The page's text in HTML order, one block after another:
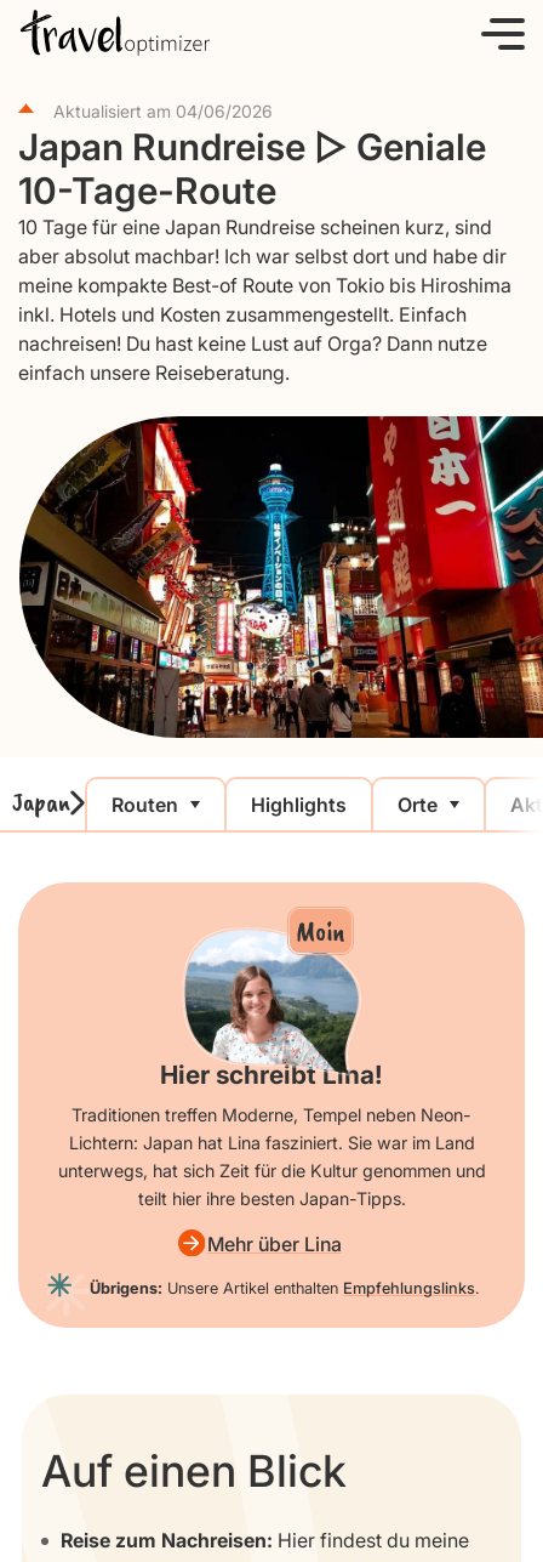
Aktualisiert am 04/06/2026
Japan Rundreise ▷ Geniale
10-Tage-Route
10 Tage für eine Japan Rundreise scheinen kurz, sind
aber absolut machbar! Ich war selbst dort und habe dir
meine kompakte Best-of Route von Tokio bis Hiroshima
inkl. Hotels und Kosten zusammengestellt. Einfach
nachreisen! Du hast keine Lust auf Orga? Dann nutze
einfach unsere Reiseberatung.
Japan Routen Highlights Orte
Moin
Hier schreibt Lina!
Traditionen treffen Moderne, Tempel neben Neon-
Lichtern: Japan hat Lina fasziniert. Sie war im Land
unterwegs, hat sich Zeit für die Kultur genommen und
teilt hier ihre besten Japan-Tipps.
Mehr über Lina
Übrigens: Unsere Artikel enthalten Empfehlungslinks.
Auf einen Blick
Reise zum Nachreisen: Hier findest du meine